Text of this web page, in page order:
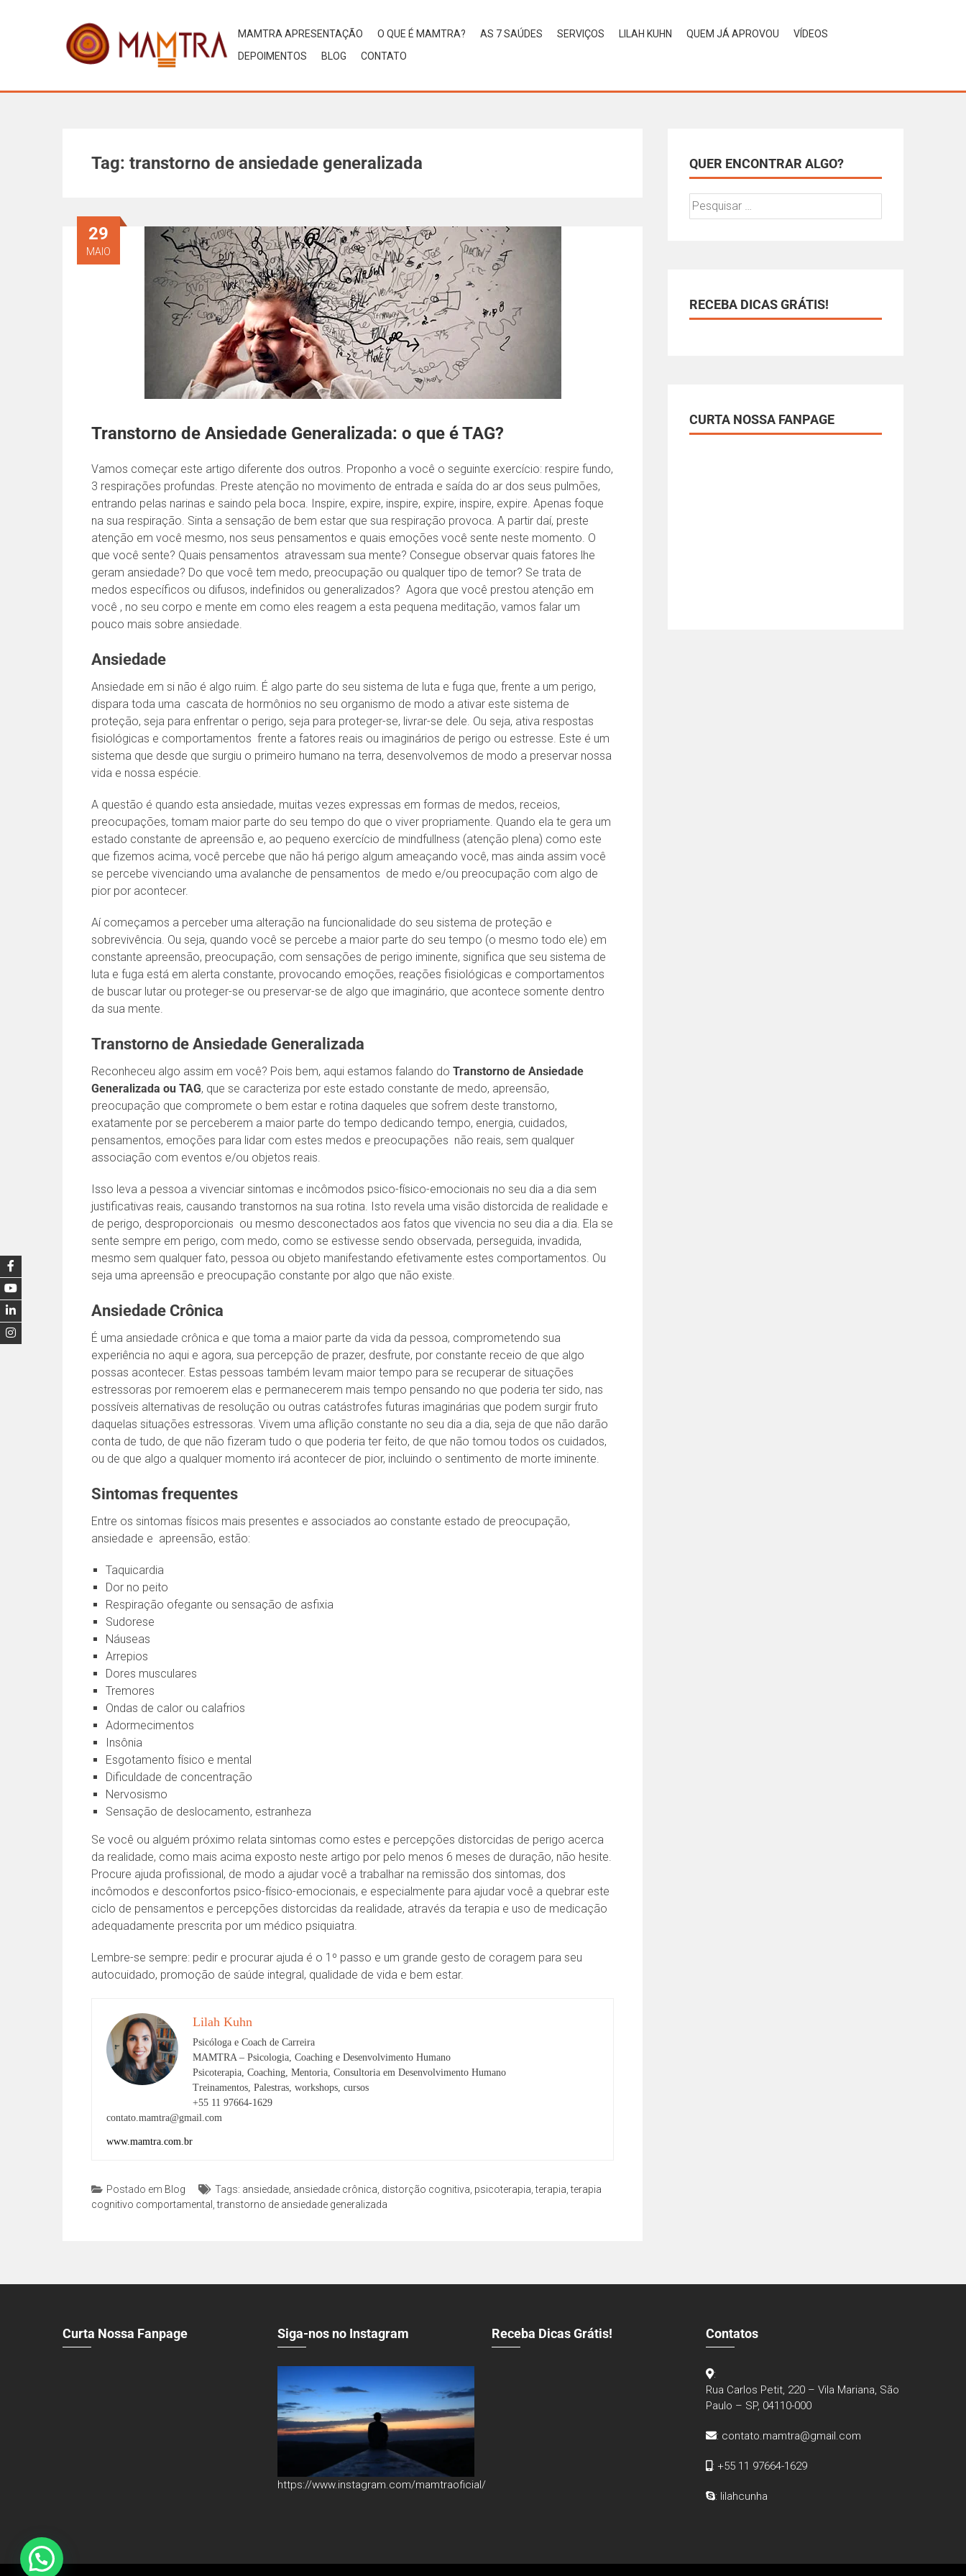
MAMTRA APRESENTAÇÃO O QUE É MAMTRA? AS 7 SAÚDES SERVIÇOS LILAH KUHN QUEM JÁ APROVOU
VÍDEOS
DEPOIMENTOS
BLOG CONTATO
Tag: transtorno de ansiedade generalizada
Transtorno de Ansiedade Generalizada: o que é TAG?
29
MAIO
Vamos começar este artigo diferente dos outros. Proponho a você o seguinte exercício: respire fundo,
3 respirações profundas. Preste atenção no movimento de entrada e saída do ar dos seus pulmões,
entrando pelas narinas e saindo pela boca. Inspire, expire, inspire, expire, inspire, expire. Apenas foque
na sua respiração. Sinta a sensação de bem estar que sua respiração provoca. A partir daí, preste
atenção em você mesmo, nos seus pensamentos e quais emoções você sente neste momento. O
que você sente? Quais pensamentos atravessam sua mente? Consegue observar quais fatores lhe
geram ansiedade? Do que você tem medo, preocupação ou qualquer tipo de temor? Se trata de
medos específicos ou difusos, indefinidos ou generalizados? Agora que você prestou atenção em
você , no seu corpo e mente em como eles reagem a esta pequena meditação, vamos falar um
pouco mais sobre ansiedade.
Ansiedade
Ansiedade em si não é algo ruim. É algo parte do seu sistema de luta e fuga que, frente a um perigo,
dispara toda uma cascata de hormônios no seu organismo de modo a ativar este sistema de
proteção, seja para enfrentar o perigo, seja para proteger-se, livrar-se dele. Ou seja, ativa respostas
fisiológicas e comportamentos frente a fatores reais ou imaginários de perigo ou estresse. Este é um
sistema que desde que surgiu o primeiro humano na terra, desenvolvemos de modo a preservar nossa
vida e nossa espécie.
A questão é quando esta ansiedade, muitas vezes expressas em formas de medos, receios,
preocupações, tomam maior parte do seu tempo do que o viver propriamente. Quando ela te gera um
estado constante de apreensão e, ao pequeno exercício de mindfullness (atenção plena) como este
que fizemos acima, você percebe que não há perigo algum ameaçando você, mas ainda assim você
se percebe vivenciando uma avalanche de pensamentos de medo e/ou preocupação com algo de
pior por acontecer.
Aí começamos a perceber uma alteração na funcionalidade do seu sistema de proteção e
sobrevivência. Ou seja, quando você se percebe a maior parte do seu tempo (o mesmo todo ele) em
constante apreensão, preocupação, com sensações de perigo iminente, significa que seu sistema de
luta e fuga está em alerta constante, provocando emoções, reações fisiológicas e comportamentos
de buscar lutar ou proteger-se ou preservar-se de algo que imaginário, que acontece somente dentro
da sua mente.
Transtorno de Ansiedade Generalizada
Reconheceu algo assim em você? Pois bem, aqui estamos falando do Transtorno de Ansiedade
Generalizada ou TAG, que se caracteriza por este estado constante de medo, apreensão,
preocupação que compromete o bem estar e rotina daqueles que sofrem deste transtorno,
exatamente por se perceberem a maior parte do tempo dedicando tempo, energia, cuidados,
pensamentos, emoções para lidar com estes medos e preocupações não reais, sem qualquer
associação com eventos e/ou objetos reais.
Isso leva a pessoa a vivenciar sintomas e incômodos psico-físico-emocionais no seu dia a dia sem
justificativas reais, causando transtornos na sua rotina. Isto revela uma visão distorcida de realidade e
de perigo, desproporcionais ou mesmo desconectados aos fatos que vivencia no seu dia a dia. Ela se
sente sempre em perigo, com medo, como se estivesse sendo observada, perseguida, invadida,
mesmo sem qualquer fato, pessoa ou objeto manifestando efetivamente estes comportamentos. Ou
seja uma apreensão e preocupação constante por algo que não existe.
Ansiedade Crônica
É uma ansiedade crônica e que toma a maior parte da vida da pessoa, comprometendo sua
experiência no aqui e agora, sua percepção de prazer, desfrute, por constante receio de que algo
possas acontecer. Estas pessoas também levam maior tempo para se recuperar de situações
estressoras por remoerem elas e permanecerem mais tempo pensando no que poderia ter sido, nas
possíveis alternativas de resolução ou outras catástrofes futuras imaginárias que podem surgir fruto
daquelas situações estressoras. Vivem uma aflição constante no seu dia a dia, seja de que não darão
conta de tudo, de que não fizeram tudo o que poderia ter feito, de que não tomou todos os cuidados,
ou de que algo a qualquer momento irá acontecer de pior, incluindo o sentimento de morte iminente.
Sintomas frequentes
Entre os sintomas físicos mais presentes e associados ao constante estado de preocupação,
ansiedade e apreensão, estão:
Taquicardia
Dor no peito
Respiração ofegante ou sensação de asfixia
Sudorese
Náuseas
Arrepios
Dores musculares
Tremores
Ondas de calor ou calafrios
Adormecimentos
Insônia
Esgotamento físico e mental
Dificuldade de concentração
Nervosismo
Sensação de deslocamento, estranheza
Se você ou alguém próximo relata sintomas como estes e percepções distorcidas de perigo acerca
da realidade, como mais acima exposto neste artigo por pelo menos 6 meses de duração, não hesite.
Procure ajuda profissional, de modo a ajudar você a trabalhar na remissão dos sintomas, dos
incômodos e desconfortos psico-físico-emocionais, e especialmente para ajudar você a quebrar este
ciclo de pensamentos e percepções distorcidas da realidade, através da terapia e uso de medicação
adequadamente prescrita por um médico psiquiatra.
Lembre-se sempre: pedir e procurar ajuda é o 1º passo e um grande gesto de coragem para seu
autocuidado, promoção de saúde integral, qualidade de vida e bem estar.
Lilah Kuhn
Psicóloga e Coach de Carreira
MAMTRA – Psicologia, Coaching e Desenvolvimento Humano
Psicoterapia, Coaching, Mentoria, Consultoria em Desenvolvimento Humano
Treinamentos, Palestras, workshops, cursos
+55 11 97664-1629
contato.mamtra@gmail.com
www.mamtra.com.br
Postado em Blog Tags: ansiedade ansiedade crônica distorção cognitiva psicoterapia ,terapia ,terapia
cognitivo comportamental ,transtorno de ansiedade generalizada
QUER ENCONTRAR ALGO?
RECEBA DICAS GRÁTIS!
CURTA NOSSA FANPAGE
Curta Nossa Fanpage Siga-nos no Instagram
https://www.instagram.com/mamtraoficial/
Receba Dicas Grátis! Contatos
:
Rua Carlos Petit, 220 – Vila Mariana, São
Paulo – SP, 04110-000
: contato.mamtra@gmail.com
: +55 11 97664-1629
: lilahcunha